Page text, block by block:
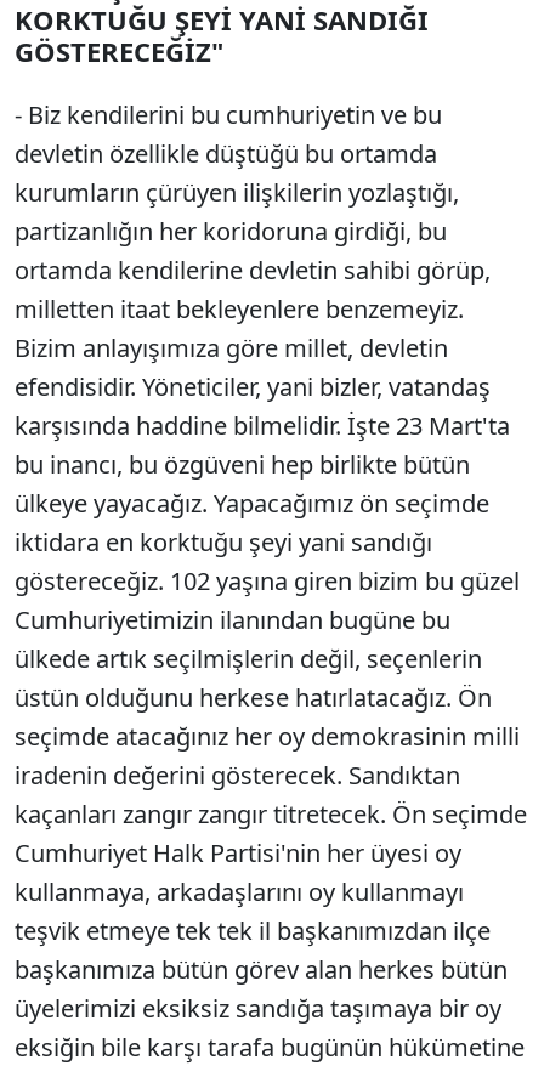
KORKTUĞU ŞEYİ YANİ SANDIĞI
GÖSTERECEĞİZ"
- Biz kendilerini bu cumhuriyetin ve bu
devletin özellikle düştüğü bu ortamda
kurumların çürüyen ilişkilerin yozlaştığı,
partizanlığın her koridoruna girdiği, bu
ortamda kendilerine devletin sahibi görüp,
milletten itaat bekleyenlere benzemeyiz.
Bizim anlayışımıza göre millet, devletin
efendisidir. Yöneticiler, yani bizler, vatandaş
karşısında haddine bilmelidir. İşte 23 Mart'ta
bu inancı, bu özgüveni hep birlikte bütün
ülkeye yayacağız. Yapacağımız ön seçimde
iktidara en korktuğu şeyi yani sandığı
göstereceğiz. 102 yaşına giren bizim bu güzel
Cumhuriyetimizin ilanından bugüne bu
ülkede artık seçilmişlerin değil, seçenlerin
üstün olduğunu herkese hatırlatacağız. Ön
seçimde atacağınız her oy demokrasinin milli
iradenin değerini gösterecek. Sandıktan
kaçanları zangır zangır titretecek. Ön seçimde
Cumhuriyet Halk Partisi'nin her üyesi oy
kullanmaya, arkadaşlarını oy kullanmayı
teşvik etmeye tek tek il başkanımızdan ilçe
başkanımıza bütün görev alan herkes bütün
üyelerimizi eksiksiz sandığa taşımaya bir oy
eksiğin bile karşı tarafa bugünün hükümetine